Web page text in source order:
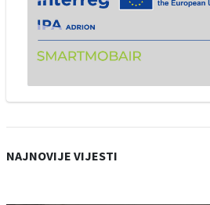
NAJNOVIJE VIJESTI